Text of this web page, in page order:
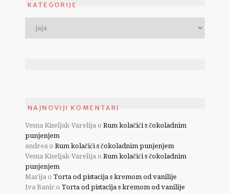
KATEGORIJE
NAJNOVIJI KOMENTARI
Vesna Kiseljak-Varelija o Rum kolačići s čokoladnim
punjenjem
andrea o Rum kolačići s čokoladnim punjenjem
Vesna Kiseljak-Varelija o Rum kolačići s čokoladnim
punjenjem
Marija o Torta od pistacija s kremom od vanilije
Iva Banic o Torta od pistacija s kremom od vanilije